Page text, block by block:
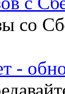
со
-